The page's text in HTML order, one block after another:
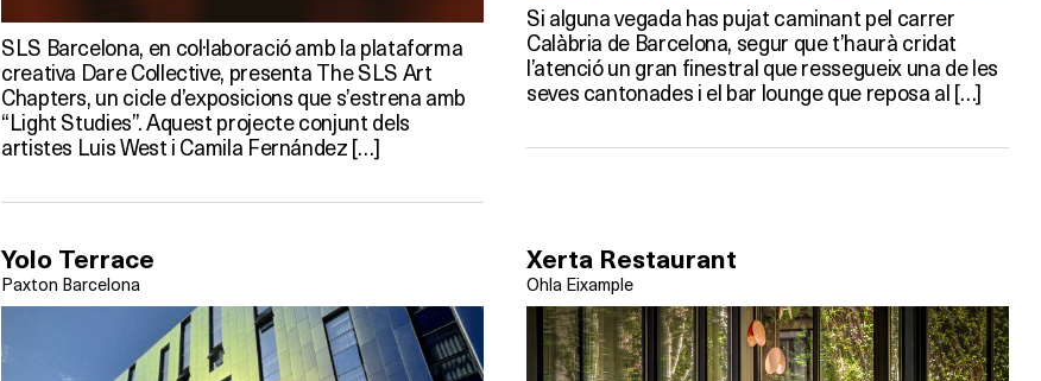
SLS Barcelona, en col·laboració amb la plataforma
creativa Dare Collective, presenta The SLS Art
Chapters, un cicle d’exposicions que s’estrena amb
“Light Studies”. Aquest projecte conjunt dels
artistes Luis West i Camila Fernández […]
Si alguna vegada has pujat caminant pel carrer
Calàbria de Barcelona, segur que t’haurà cridat
l’atenció un gran finestral que ressegueix una de les
seves cantonades i el bar lounge que reposa al […]
Yolo Terrace
Paxton Barcelona
Xerta Restaurant
Ohla Eixample